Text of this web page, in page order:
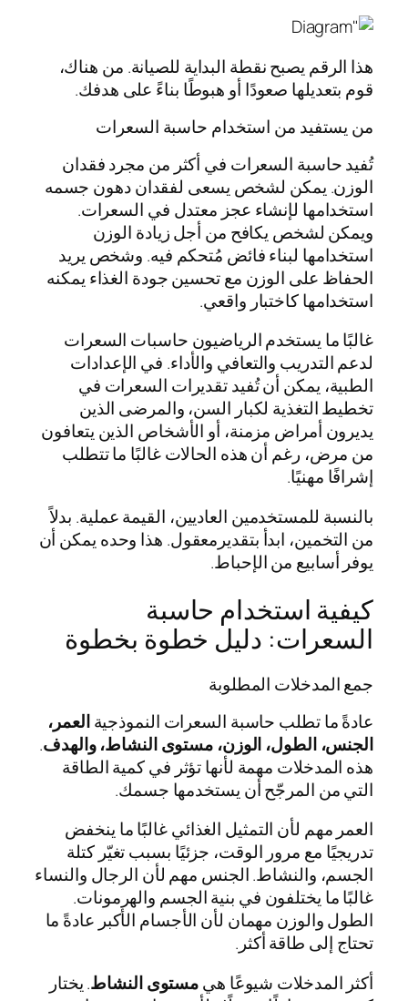
هذا الرقم يصبح نقطة البداية للصيانة. من هناك،
قوم بتعديلها صعودًا أو هبوطًا بناءً على هدفك.
من يستفيد من استخدام حاسبة السعرات
تُفيد حاسبة السعرات في أكثر من مجرد فقدان
الوزن. يمكن لشخص يسعى لفقدان دهون جسمه
استخدامها لإنشاء عجز معتدل في السعرات.
ويمكن لشخص يكافح من أجل زيادة الوزن
استخدامها لبناء فائض مُتحكم فيه. وشخص يريد
الحفاظ على الوزن مع تحسين جودة الغذاء يمكنه
استخدامها كاختبار واقعي.
غالبًا ما يستخدم الرياضيون حاسبات السعرات
لدعم التدريب والتعافي والأداء. في الإعدادات
الطبية، يمكن أن تُفيد تقديرات السعرات في
تخطيط التغذية لكبار السن، والمرضى الذين
يديرون أمراض مزمنة، أو الأشخاص الذين يتعافون
من مرض، رغم أن هذه الحالات غالبًا ما تتطلب
إشرافًا مهنيًا.
بالنسبة للمستخدمين العاديين، القيمة عملية. بدلاً
من التخمين، ابدأ بتقديرمعقول. هذا وحده يمكن أن
يوفر أسابيع من الإحباط.
كيفية استخدام حاسبة
السعرات: دليل خطوة بخطوة
جمع المدخلات المطلوبة
عادةً ما تطلب حاسبة السعرات النموذجيةالعمر،
الجنس، الطول، الوزن، مستوى النشاط، والهدف.
هذه المدخلات مهمة لأنها تؤثر في كمية الطاقة
التي من المرجّح أن يستخدمها جسمك.
العمر مهم لأن التمثيل الغذائي غالبًا ما ينخفض
تدريجيًا مع مرور الوقت، جزئيًا بسبب تغيّر كتلة
الجسم، والنشاط. الجنس مهم لأن الرجال والنساء
غالبًا ما يختلفون في بنية الجسم والهرمونات.
الطول والوزن مهمان لأن الأجسام الأكبر عادةً ما
تحتاج إلى طاقة أكثر.
أكثر المدخلات شيوعًا هيمستوى النشاط. يختار